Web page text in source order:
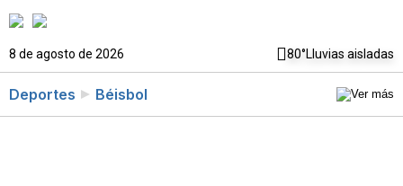
8 de agosto de 2026 80°Lluvias aisladas
Deportes Béisbol